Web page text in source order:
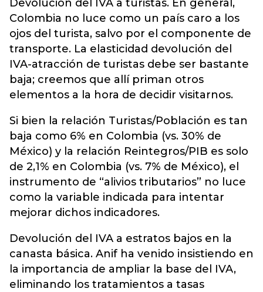
Devolución del IVA a turistas. En general,
Colombia no luce como un país caro a los
ojos del turista, salvo por el componente de
transporte. La elasticidad devolución del
IVA-atracción de turistas debe ser bastante
baja; creemos que allí priman otros
elementos a la hora de decidir visitarnos.
Si bien la relación Turistas/Población es tan
baja como 6% en Colombia (vs. 30% de
México) y la relación Reintegros/PIB es solo
de 2,1% en Colombia (vs. 7% de México), el
instrumento de “alivios tributarios” no luce
como la variable indicada para intentar
mejorar dichos indicadores.
Devolución del IVA a estratos bajos en la
canasta básica. Anif ha venido insistiendo en
la importancia de ampliar la base del IVA,
eliminando los tratamientos a tasas